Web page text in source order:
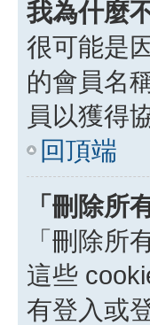
我為什麼
很可能是
的會員名
員以獲得
回頂端
「刪除
「刪除所
這些
有登入或